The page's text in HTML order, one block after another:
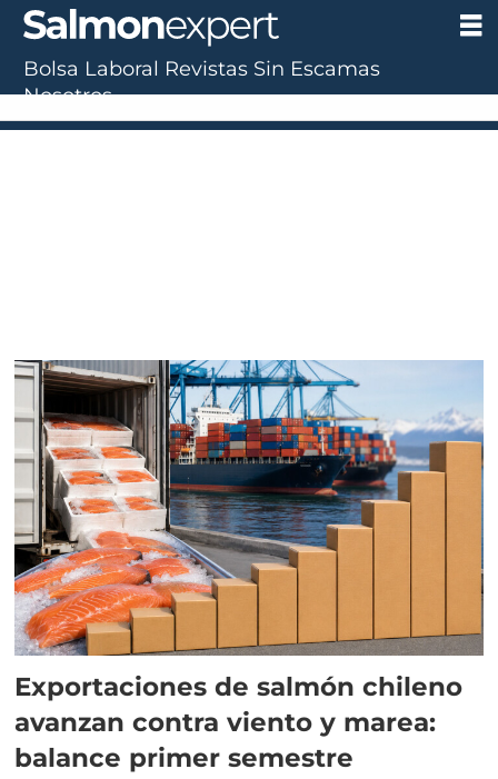
Tag:
aduanas
Exportaciones de salmón chileno
avanzan contra viento y marea:
balance primer semestre
Bolsa Laboral Revistas Sin Escamas
Nosotros